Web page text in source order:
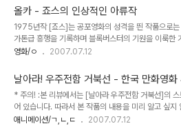
들춰보자면 그야말로 '졸작'이었다. 그..
들을 죽이겠다고 으름장을 놓는다. 그러나 실상은 경찰
할 뻔한 요구를 함으로서 시간을 벌고 있는 것이다. 도
질극을 벌이는 은행에 도착한 것은 네고시에이터 (협
스 프레지어(덴젤 워싱턴 분)와 그의 파트너. 원래 키
니지만 담당이 비번인 관계로 골치아픈 사건을 떠맡았
캔들. 여러모로 피곤한 상황인데다가 인질범의..
올카 - 죠스의 인상적인 아류작
1975년작 [죠스]는 공포영화의 성격을 띈 작품으로는
가톤급 흥행을 기록하며 블록버스터의 기원을 이룩한
화다. 상상력에 의존한 킹콩과 같은 괴수가 아니라 실제
티븐 스필버그의 재치있는 아이디어가 아니었다면 불가
지 모른다. 무려 4편까지 양산해 낸 불세출의 히트작
편이후로 급속도로 망가져간 점을 간과하지 말자. 이후
아류작이 속속 등장하였고 [죠스] 자신도 4편에 이르는
했으니 이 영화가 지닌 상업적 파워가 어떠했는지는 가
영화/ㅇ 2007.07.12
날아라! 우주전함 거북선 - 한국 만화영화
의 반전을 선사하다
* 주의! :본 리뷰에서는 [날아라 우주전함 거북선]의 스
어 있습니다. 따라서 본 작품의 내용을 미리 알고 싶지
서는 리뷰를 읽지 마시길 바랍니다. 작품을 보기까지
애니메이션/ㄱ,ㄴ,ㄷ 2007.07.12